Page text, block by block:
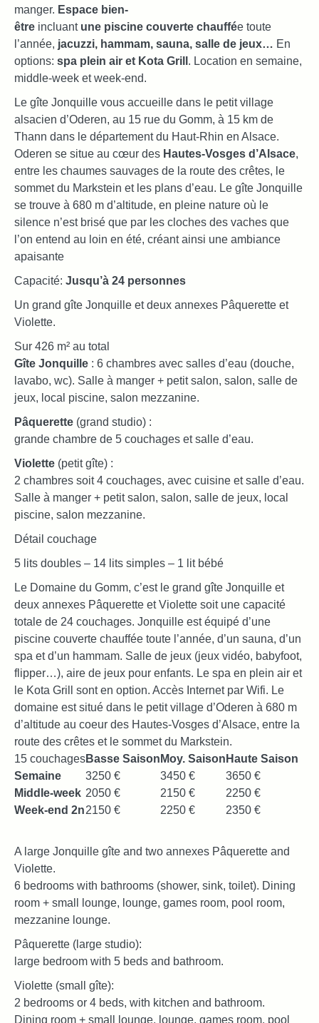
manger. Espace bien-
être incluant une piscine couverte chauffée toute
l’année, jacuzzi, hammam, sauna, salle de jeux… En
options: spa plein air et Kota Grill . Location en semaine,
middle-week et week-end.
Le gîte Jonquille vous accueille dans le petit village
alsacien d’Oderen, au 15 rue du Gomm, à 15 km de
Thann dans le département du Haut-Rhin en Alsace.
Oderen se situe au cœur des Hautes-Vosges d’Alsace,
entre les chaumes sauvages de la route des crêtes, le
sommet du Markstein et les plans d’eau. Le gîte Jonquille
se trouve à 680 m d’altitude, en pleine nature où le
silence n’est brisé que par les cloches des vaches que
l’on entend au loin en été, créant ainsi une ambiance
apaisante
Capacité: Jusqu’à 24 personnes
Un grand gîte Jonquille et deux annexes Pâquerette et
Violette.
Sur 426 m² au total
Gîte Jonquille : 6 chambres avec salles d’eau (douche,
lavabo, wc). Salle à manger + petit salon, salon, salle de
jeux, local piscine, salon mezzanine.
Pâquerette (grand studio) :
grande chambre de 5 couchages et salle d’eau.
Violette (petit gîte) :
2 chambres soit 4 couchages, avec cuisine et salle d’eau.
Salle à manger + petit salon, salon, salle de jeux, local
piscine, salon mezzanine.
Détail couchage
5 lits doubles – 14 lits simples – 1 lit bébé
Le Domaine du Gomm, c’est le grand gîte Jonquille et
deux annexes Pâquerette et Violette soit une capacité
totale de 24 couchages. Jonquille est équipé d’une
piscine couverte chauffée toute l’année, d’un sauna, d’un
spa et d’un hammam. Salle de jeux (jeux vidéo, babyfoot,
flipper…), aire de jeux pour enfants. Le spa en plein air et
le Kota Grill sont en option. Accès Internet par Wifi. Le
domaine est situé dans le petit village d’Oderen à 680 m
d’altitude au coeur des Hautes-Vosges d’Alsace, entre la
route des crêtes et le sommet du Markstein.
15 couchagesBasse Saison Moy. Saison Haute Saison
Semaine
3250 € 3450 €
3650 €
Middle-week 2050 € 2150 €
2250 €
Week-end 2n2150 € 2250 € 2350 €
A large Jonquille gîte and two annexes Pâquerette and
Violette.
6 bedrooms with bathrooms (shower, sink, toilet). Dining
room + small lounge, lounge, games room, pool room,
mezzanine lounge.
Pâquerette (large studio):
large bedroom with 5 beds and bathroom.
Violette (small gîte):
2 bedrooms or 4 beds, with kitchen and bathroom.
Dining room + small lounge, lounge, games room, pool